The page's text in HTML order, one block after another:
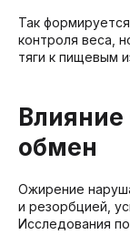
Так
контроля веса,
тяги к пищевым
Влияние
обмен
Ожирение
и резорбцией,
Исследования